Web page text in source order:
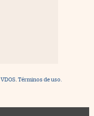
VDOS Términos de uso.